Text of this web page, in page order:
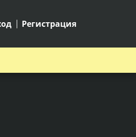
Регистрация